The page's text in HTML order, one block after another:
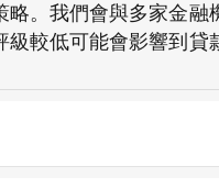
。我們會與多家金
較低可能會影響到貸